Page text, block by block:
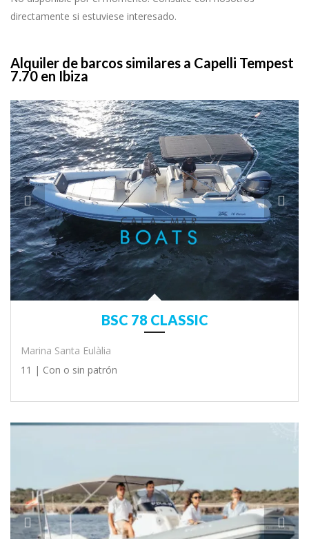
directamente si estuviese interesado.
Alquiler de barcos similares a Capelli Tempest
7.70 en Ibiza
BSC 78 CLASSIC
Marina Santa Eulàlia
11 | Con o sin patrón